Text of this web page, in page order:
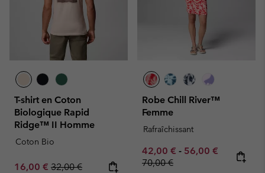
T-shirt en Coton
Biologique Rapid
Ridge™ II Homme
Coton Bio
Sale price:
16,00 € Regular price:
32,00 €
Robe Chill River™
Femme
Rafraîchissant
Minimum sale price:
42,00 € - Maximum sale
56,00 € Regular
70,00 €